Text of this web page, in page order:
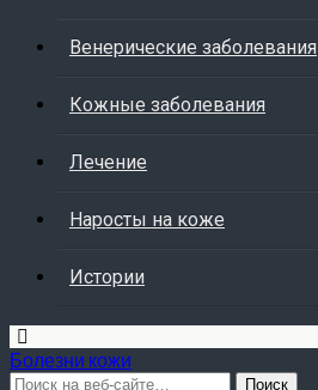
Венерические заболевания
Кожные заболевания
Лечение
Наросты на коже
Истории
Болезни кожи